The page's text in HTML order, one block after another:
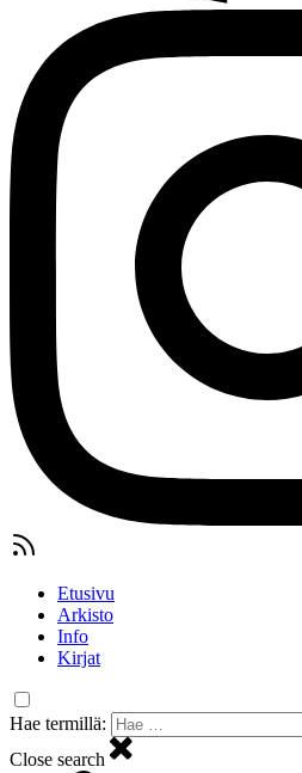
Etusivu
Arkisto
Info
Kirjat
Hae termillä:
Close search